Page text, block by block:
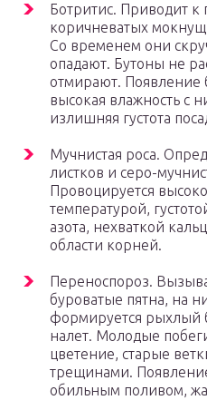
Ботритис. Приводит к
коричневатых
Со временем они
опадают. Бутоны не
отмирают. Появление
высокая влажность с
излишняя густота
Мучнистая роса.
листков и серо-
Провоцируется
температурой,
азота, нехваткой
области корней.
Переноспороз.
буроватые пятна, на
формируется рыхлый
налет. Молодые
цветение, старые
трещинами.
обильным поливом,